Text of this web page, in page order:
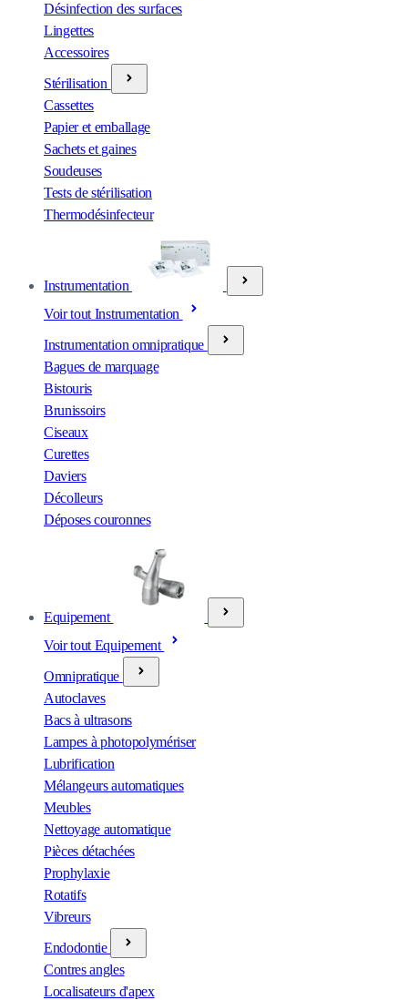
Désinfection des surfaces
Lingettes
Accessoires
Stérilisation
Cassettes
Papier et emballage
Sachets et gaines
Soudeuses
Tests de stérilisation
Thermodésinfecteur
Instrumentation
Voir tout Instrumentation
Instrumentation omnipratique
Bagues de marquage
Bistouris
Brunissoirs
Ciseaux
Curettes
Daviers
Décolleurs
Déposes couronnes
Equipement
Voir tout Equipement
Omnipratique
Autoclaves
Bacs à ultrasons
Lampes à photopolymériser
Lubrification
Mélangeurs automatiques
Meubles
Nettoyage automatique
Pièces détachées
Prophylaxie
Rotatifs
Vibreurs
Endodontie
Contres angles
Localisateurs d'apex